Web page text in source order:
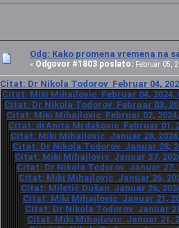
Odg: Kako promena vremena na
« Odgovor #1803 poslato: Februar 05,
Citat: Dr Nikola Todorov Februar 04,
Citat: Miki Mihajlovic Februar 04, 2024,
Citat: Dr Nikola Todorov Februar 03,
Citat: Miki Mihajlovic Februar 02, 2024,
Citat: drAnita Mrdakovic Februar 01,
Citat: Miki Mihajlovic Januar 28,
Citat: Dr Nikola Todorov Januar 28,
Citat: Miki Mihajlovic Januar 27,
Citat: Dr Nikola Todorov Januar 27,
Citat: Miki Mihajlovic Januar 26,
Citat: Miletić Dušan Januar 26,
Citat: Miki Mihajlovic Januar 21,
Citat: Dr Nikola Todorov Januar
Citat: Miki Mihajlovic Januar 21,